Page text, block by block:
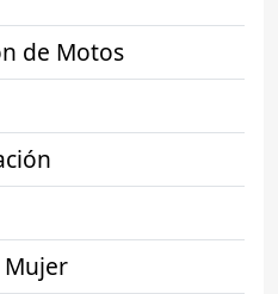
de Motos
Mujer